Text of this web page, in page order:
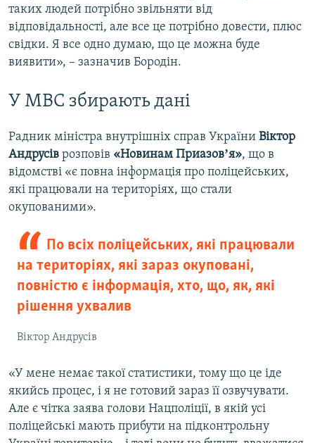
таких людей потрібно звільняти від
відповідальності, але все це потрібно довести, плюс
свідки. Я все одно думаю, що це можна буде
виявити», – зазначив Бородін.
У МВС збирають дані
Радник міністра внутрішніх справ України Віктор
Андрусів розповів «Новинам Приазовʼя», що в
відомстві «є повна інформація про поліцейських,
які працювали на територіях, що стали
окупованими».
По всіх поліцейських, які працювали
на територіях, які зараз окуповані,
повністю є інформація, хто, що, як, які
рішення ухвалив
Віктор Андрусів
«У мене немає такої статистики, тому що це іде
якийсь процес, і я не готовий зараз її озвучувати.
Але є чітка заява голови Нацполіції, в якій усі
поліцейські мають прибути на підконтрольну